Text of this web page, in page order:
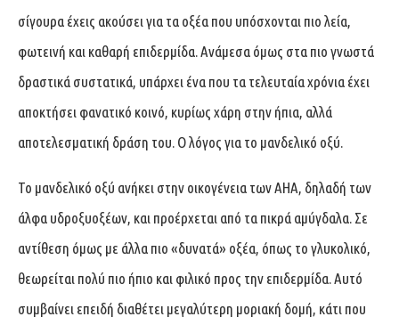
σίγουρα έχεις ακούσει για τα οξέα που υπόσχονται πιο λεία,
φωτεινή και καθαρή επιδερμίδα. Ανάμεσα όμως στα πιο γνωστά
δραστικά συστατικά, υπάρχει ένα που τα τελευταία χρόνια έχει
αποκτήσει φανατικό κοινό, κυρίως χάρη στην ήπια, αλλά
αποτελεσματική δράση του. Ο λόγος για το μανδελικό οξύ.
Το μανδελικό οξύ ανήκει στην οικογένεια των AHA, δηλαδή των
άλφα υδροξυοξέων, και προέρχεται από τα πικρά αμύγδαλα. Σε
αντίθεση όμως με άλλα πιο «δυνατά» οξέα, όπως το γλυκολικό,
θεωρείται πολύ πιο ήπιο και φιλικό προς την επιδερμίδα. Αυτό
συμβαίνει επειδή διαθέτει μεγαλύτερη μοριακή δομή, κάτι που